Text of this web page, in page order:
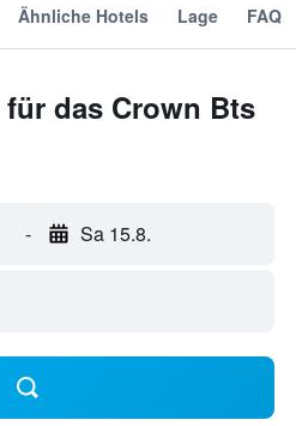
Ähnliche Hotels Lage FAQ
das Crown Bts
- Sa 15.8.